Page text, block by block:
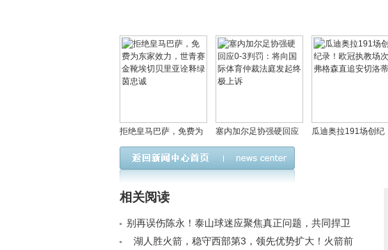
拒绝皇马巴萨，免费为
东家效力，世青赛金靴
埃切贝里亚诠释绿茵忠
塞内加尔足协强硬回应
0-3判罚：将向国际体育
仲裁法庭发起终极上诉
瓜迪奥拉191场创纪
相关阅读
别再误伤陈永！泰山球迷应聚焦真正问题，共同捍卫
球队尊严< /a>
湖人胜火箭，稳守西部第3，领先优势扩大！火箭前